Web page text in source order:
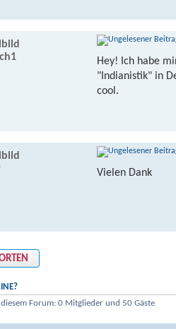
Hey! Ich habe
"Indianistik" in
cool.
Vielen Dank
Forum: 0 Mitglieder und 50 Gäste